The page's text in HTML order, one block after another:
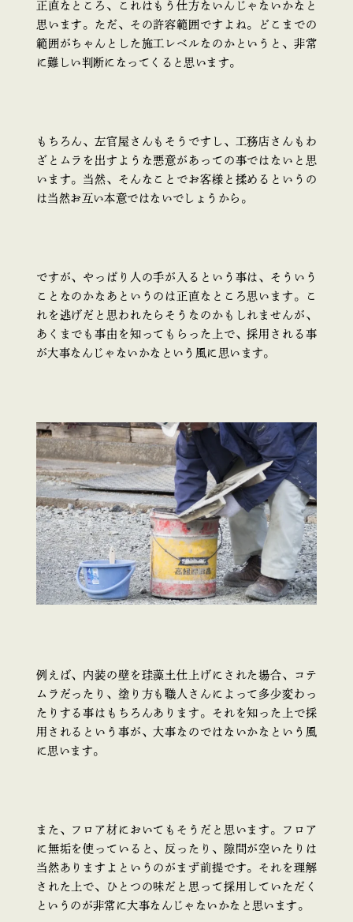
正直なところ、これはもう仕方ないんじゃないかなと
思います。ただ、その許容範囲ですよね。どこまでの
範囲がちゃんとした施工レベルなのかというと、非常
に難しい判断になってくると思います。
もちろん、左官屋さんもそうですし、工務店さんもわ
ざとムラを出すような悪意があっての事ではないと思
います。当然、そんなことでお客様と揉めるというの
は当然お互い本意ではないでしょうから。
ですが、やっぱり人の手が入るという事は、そういう
ことなのかなあというのは正直なところ思います。こ
れを逃げだと思われたらそうなのかもしれませんが、
あくまでも事由を知ってもらった上で、採用される事
が大事なんじゃないかなという風に思います。
例えば、内装の壁を珪藻土仕上げにされた場合、コテ
ムラだったり、塗り方も職人さんによって多少変わっ
たりする事はもちろんあります。それを知った上で採
用されるという事が、大事なのではないかなという風
に思います。
また、フロア材においてもそうだと思います。フロア
に無垢を使っていると、反ったり、隙間が空いたりは
当然ありますよというのがまず前提です。それを理解
された上で、ひとつの味だと思って採用していただく
というのが非常に大事なんじゃないかなと思います。